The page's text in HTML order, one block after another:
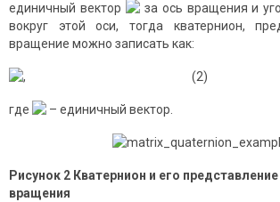
единичный вектор
за ось вращения и
вокруг этой оси, тогда кватернион,
вращение можно записать как:
, (2)
где – единичный вектор.
Рисунок 2 Кватернион и его
вращения